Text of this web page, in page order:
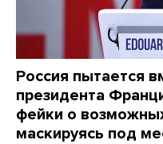
Россия пытается
президента
фейки о
маскируясь под